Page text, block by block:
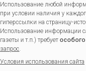
Использование любой
при условии наличия у
гиперссылки на страницу-
Использование информации
газеты и т.п.) требуетособого
запрос.
Условия использования сайта